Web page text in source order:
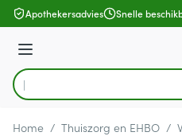
Ga naar de inhoud
Apothekersadvies Snelle
Menu
Product, merk, categorie...
Home / Thuiszorg en EHBO /